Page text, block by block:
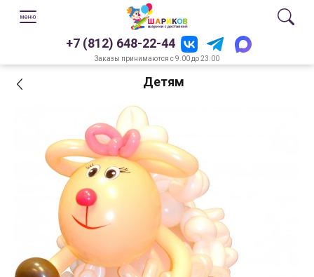
+7 (812) 648-22-44
Заказы принимаются с 9.00 до 23.00
Детям